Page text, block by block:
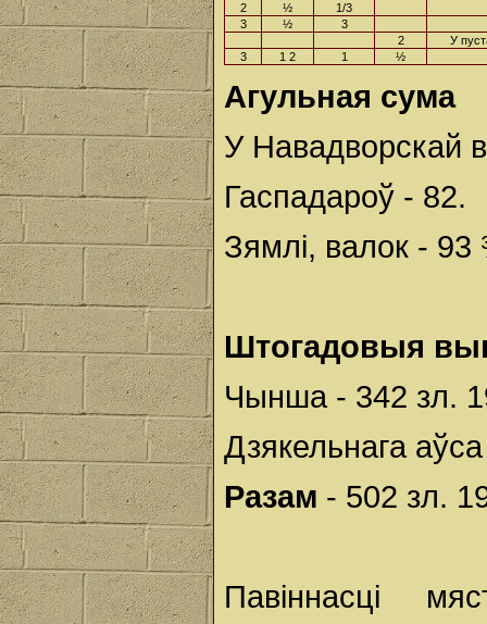
2
½
1/3
3
½
3
2
У
3
1 2 1 ½
Агульная сума
У Навадворскай
Гаспадароў - 82.
Зямлі, валок -
Штогадовыя
Чынша - 342 зл.
Дзякельнага
Разам - 502 зл.
Павіннасці